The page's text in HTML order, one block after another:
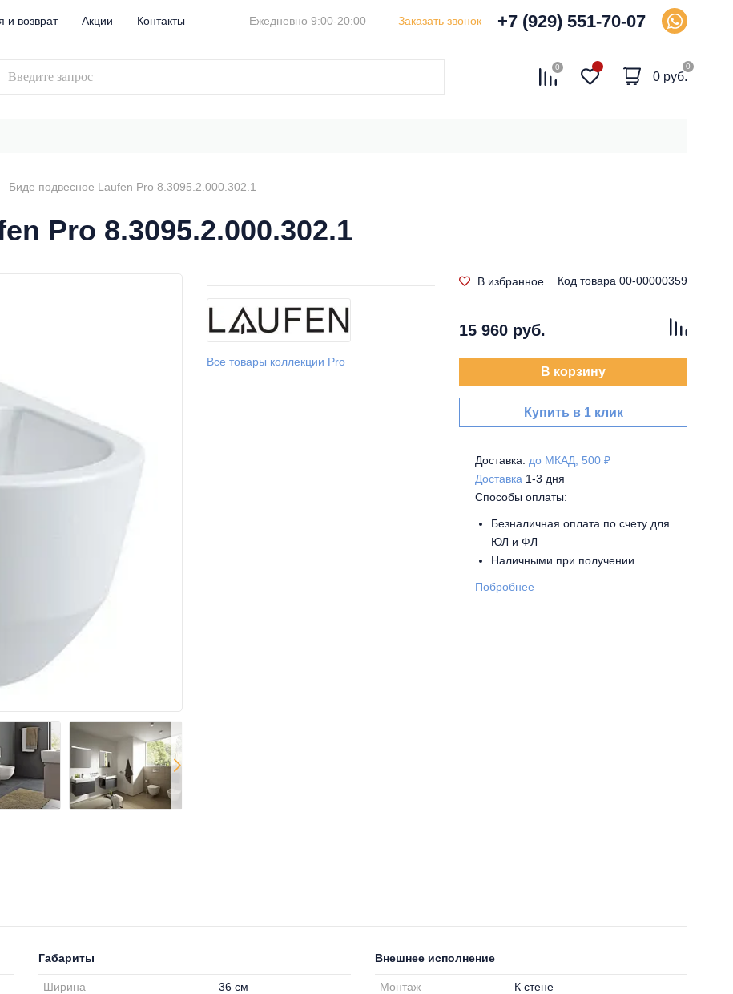
и возврат Акции Контакты Ежедневно 9:00-20:00 Заказать звонок +7 (929) 551-70-07
0 0
0 руб.
Биде подвесное Laufen Pro 8.3095.2.000.302.1
Pro 8.3095.2.000.302.1
Все товары коллекции Pro
В избранное Код товара 00-00000359
15 960 руб.
В корзину
Купить в 1 клик
Доставка: до МКАД, 500 ₽
Доставка 1-3 дня
Способы оплаты:
Безналичная оплата по счету для
ЮЛ и ФЛ
Наличными при получении
Побробнее
Габариты
Ширина 36 см
Внешнее исполнение
Монтаж К стене